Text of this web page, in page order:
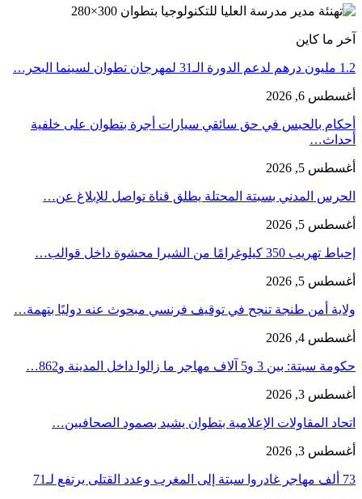
آخر ما كاين
1.2 مليون درهم لدعم الدورة الـ31 لمهرجان تطوان لسينما البحر…
أغسطس 6, 2026
أحكام بالحبس في حق سائقي سيارات أجرة بتطوان على خلفية
أحداث…
أغسطس 5, 2026
الحرس المدني بسبتة المحتلة يطلق قناة تواصل للإبلاغ عن…
أغسطس 5, 2026
إحباط تهريب 350 كيلوغرامًا من الشيرا محشوة داخل قوالب…
أغسطس 5, 2026
ولاية أمن طنجة تنجح في توقيف فرنسي مبحوث عنه دوليًا بتهمة…
أغسطس 4, 2026
حكومة سبتة: بين 3 و5 آلاف مهاجر ما زالوا داخل المدينة و862…
أغسطس 3, 2026
اتحاد المقاولات الإعلامية بتطوان يشيد بصمود الصحافيين…
أغسطس 3, 2026
73 ألف مهاجر غادروا سبتة إلى المغرب وعدد القتلى يرتفع لـ71